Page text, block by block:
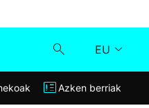
EU
Klisk
Azken berriak